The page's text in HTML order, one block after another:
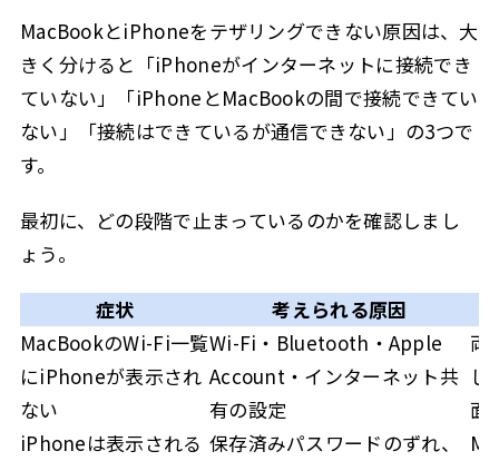
MacBookとiPhoneをテザリングできない原因は、大
きく分けると「iPhoneがインターネットに接続でき
ていない」「iPhoneとMacBookの間で接続できてい
ない」「接続はできているが通信できない」の3つで
す。
最初に、どの段階で止まっているのかを確認しまし
ょう。
症状
考えられる原因
MacBookのWi-Fi一覧
にiPhoneが表示され
ない
Wi-Fi・Bluetooth・Apple
Account・インターネット共
有の設定
両
し
面
iPhoneは表示される 保存済みパスワードのずれ、
3.5.6
MacBookが勝手にiPhoneへ接続するのを止められ
ますか？
3.5.7
ネットワーク設定をリセットすると写真は消えま
すか？
3.5.8 ドコモのテザリングには申込みや追加料金が必要
大丈夫ですか？
この記事を書いた人